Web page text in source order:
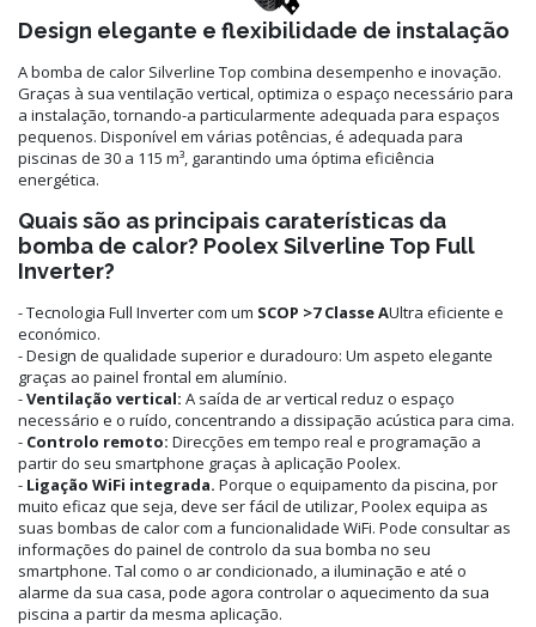
Design elegante e flexibilidade de instalação
A bomba de calor Silverline Top combina desempenho e inovação.
Graças à sua ventilação vertical, optimiza o espaço necessário para
a instalação, tornando-a particularmente adequada para espaços
pequenos. Disponível em várias potências, é adequada para
piscinas de 30 a 115 m³, garantindo uma óptima eficiência
energética.
Quais são as principais caraterísticas da
bomba de calor? Poolex Silverline Top Full
Inverter?
- Tecnologia Full Inverter com um SCOP >7 Classe AUltra eficiente e
económico.
- Design de qualidade superior e duradouro: Um aspeto elegante
graças ao painel frontal em alumínio.
-Ventilação vertical: A saída de ar vertical reduz o espaço
necessário e o ruído, concentrando a dissipação acústica para cima.
- Controlo remoto: Direcções em tempo real e programação a
partir do seu smartphone graças à aplicação Poolex.
- Ligação WiFi integrada. Porque o equipamento da piscina, por
muito eficaz que seja, deve ser fácil de utilizar, Poolex equipa as
suas bombas de calor com a funcionalidade WiFi. Pode consultar as
informações do painel de controlo da sua bomba no seu
smartphone. Tal como o ar condicionado, a iluminação e até o
alarme da sua casa, pode agora controlar o aquecimento da sua
piscina a partir da mesma aplicação.